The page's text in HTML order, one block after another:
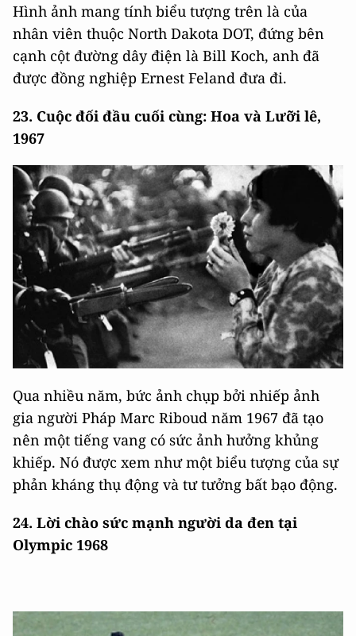
Hình ảnh mang tính biểu tượng trên là của
nhân viên thuộc North Dakota DOT, đứng bên
cạnh cột đường dây điện là Bill Koch, anh đã
được đồng nghiệp Ernest Feland đưa đi.
23. Cuộc đối đầu cuối cùng: Hoa và Lưỡi lê,
1967
Qua nhiều năm, bức ảnh chụp bởi nhiếp ảnh
gia người Pháp Marc Riboud năm 1967 đã tạo
nên một tiếng vang có sức ảnh hưởng khủng
khiếp. Nó được xem như một biểu tượng của sự
phản kháng thụ động và tư tưởng bất bạo động.
24. Lời chào sức mạnh người da đen tại
Olympic 1968